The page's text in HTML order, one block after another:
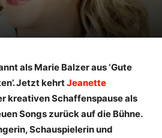
als Marie Balzer aus ‘Gute
Jetzt kehrtJeanette
kreativen Schaffenspause als
Songs zurück auf die Bühne.
Schauspielerin und